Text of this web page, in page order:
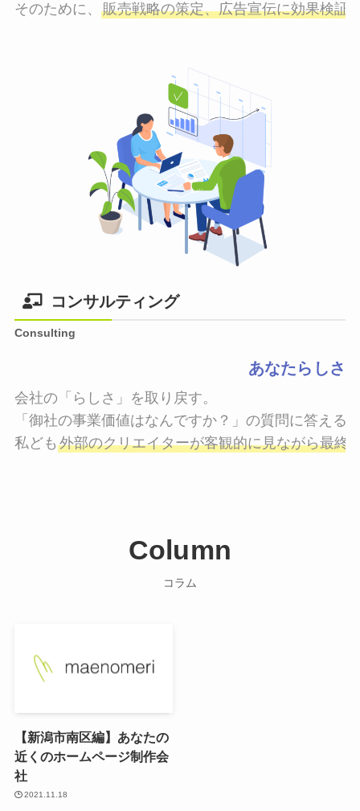
そのために、 販売戦略の策定、広告宣伝に効果検証
コンサルティング
Consulting
あなたらしさ
会社の「らしさ」を取り戻す。
「御社の事業価値はなんですか？」の質問に答える
私ども 外部のクリエイターが客観的に見ながら最終
Column
コラム
【新潟市南区編】あなたの
近くのホームページ制作会
社
2021.11.18